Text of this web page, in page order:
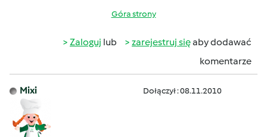
Góra strony
Zaloguj lub zarejestruj sięaby dodawać
komentarze
Mixi Dołączył : 08.11.2010